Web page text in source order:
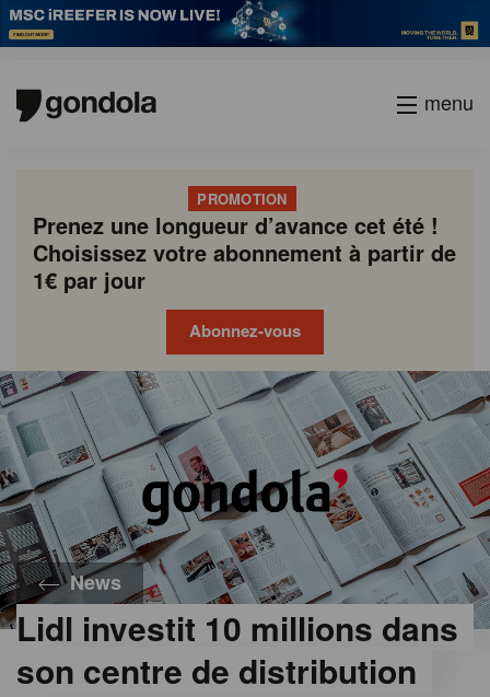
menu
PROMOTION
Prenez une longueur d’avance cet été !
Choisissez votre abonnement à partir de
1€ par jour
Abonnez-vous
News
Lidl investit 10 millions dans
son centre de distribution
Gondola
academy
Gondola
society